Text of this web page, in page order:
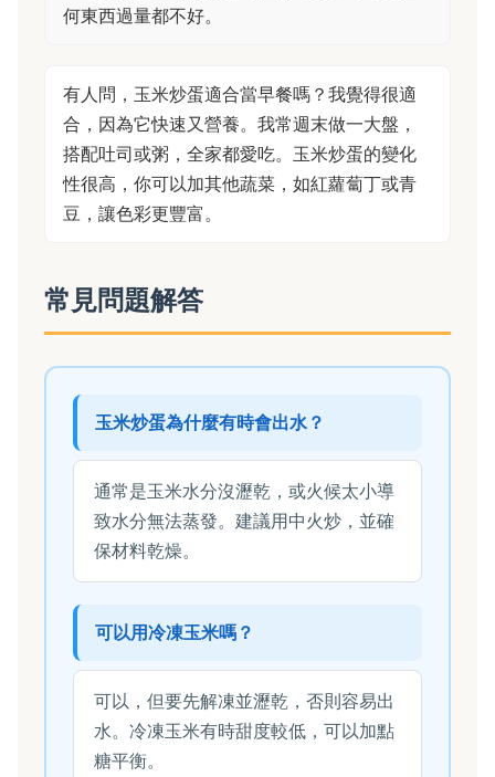
何東西過量都不好。
有人問，玉米炒蛋適合當早餐嗎？我覺得很適
合，因為它快速又營養。我常週末做一大盤，
搭配吐司或粥，全家都愛吃。玉米炒蛋的變化
性很高，你可以加其他蔬菜，如紅蘿蔔丁或青
豆，讓色彩更豐富。
常見問題解答
玉米炒蛋為什麼有時會出水？
通常是玉米水分沒瀝乾，或火候太小導
致水分無法蒸發。建議用中火炒，並確
保材料乾燥。
可以用冷凍玉米嗎？
可以，但要先解凍並瀝乾，否則容易出
水。冷凍玉米有時甜度較低，可以加點
糖平衡。